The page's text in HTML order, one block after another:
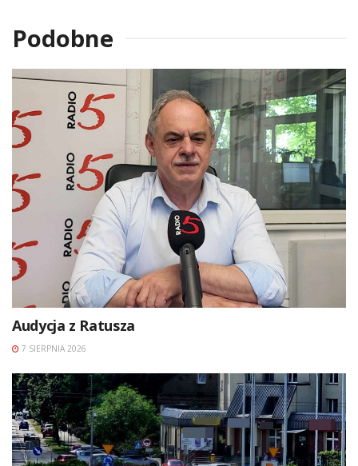
Podobne
Audycja z Ratusza
7 SIERPNIA 2026